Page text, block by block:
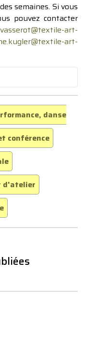
semaines. Si vous
pouvez contacter
art-
art-
danse
conférence
d'atelier